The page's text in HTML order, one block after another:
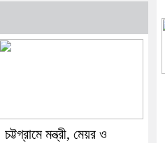
চট্টগ্রামে মন্ত্রী, মেয়র ও